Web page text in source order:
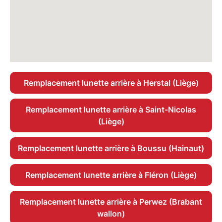
Remplacement lunette arrière à Herstal (Liège)
Remplacement lunette arrière à Saint-Nicolas
(Liège)
Remplacement lunette arrière à Boussu (Hainaut)
Remplacement lunette arrière à Fléron (Liège)
Remplacement lunette arrière à Perwez (Brabant
wallon)